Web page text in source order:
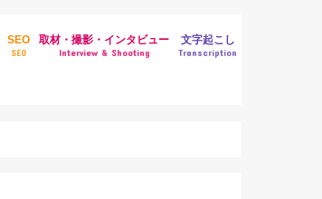
SEO
SEO
取材・撮影・インタビュー
Interview & Shooting
文字起こし
Transcription